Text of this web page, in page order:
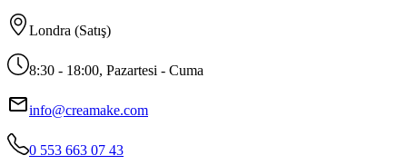
Londra (Satış)
8:30 - 18:00, Pazartesi - Cuma
info@creamake.com
0 553 663 07 43